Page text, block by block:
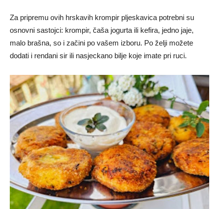
Za pripremu ovih hrskavih krompir pljeskavica potrebni su
osnovni sastojci: krompir, čaša jogurta ili kefira, jedno jaje,
malo brašna, so i začini po vašem izboru. Po želji možete
dodati i rendani sir ili nasjeckano bilje koje imate pri ruci.